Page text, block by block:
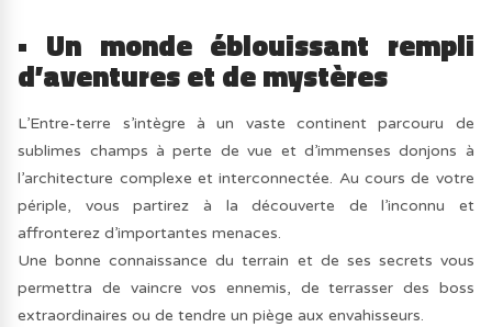
• Un monde éblouissant rempli
d’aventures et de mystères
L’Entre-terre s’intègre à un vaste continent parcouru de
sublimes champs à perte de vue et d’immenses donjons à
l’architecture complexe et interconnectée. Au cours de votre
périple, vous partirez à la découverte de l’inconnu et
affronterez d’importantes menaces.
Une bonne connaissance du terrain et de ses secrets vous
permettra de vaincre vos ennemis, de terrasser des boss
extraordinaires ou de tendre un piège aux envahisseurs.